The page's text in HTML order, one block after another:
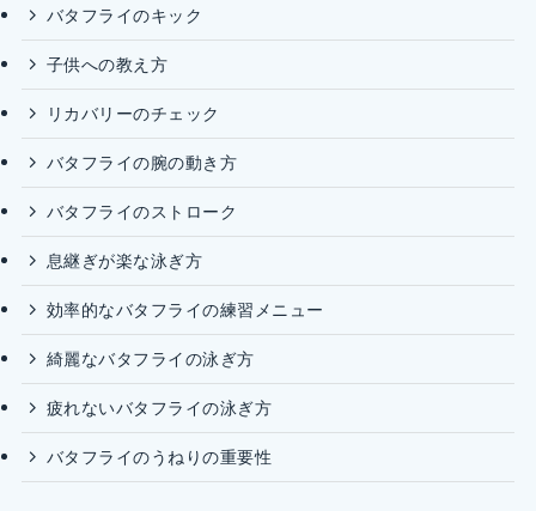
バタフライのキック
子供への教え方
リカバリーのチェック
バタフライの腕の動き方
バタフライのストローク
息継ぎが楽な泳ぎ方
効率的なバタフライの練習メニュー
綺麗なバタフライの泳ぎ方
疲れないバタフライの泳ぎ方
バタフライのうねりの重要性